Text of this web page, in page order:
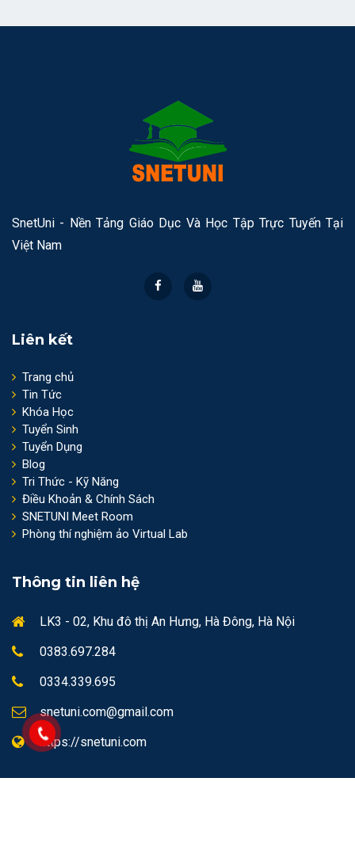
SnetUni - Nền Tảng Giáo Dục Và Học Tập Trực Tuyến Tại
Việt Nam
Liên kết
Trang chủ
Tin Tức
Khóa Học
Tuyển Sinh
Tuyển Dụng
Blog
Tri Thức - Kỹ Năng
Điều Khoản & Chính Sách
SNETUNI Meet Room
Phòng thí nghiệm ảo Virtual Lab
Thông tin liên hệ
LK3 - 02, Khu đô thị An Hưng, Hà Đông, Hà Nội
0383.697.284
0334.339.695
snetuni.com@gmail.com
https://snetuni.com